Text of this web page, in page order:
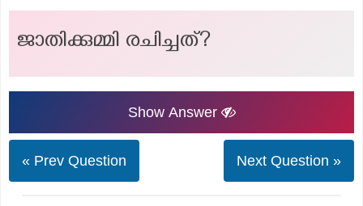
ജാതിക്കുമ്മി രചിച്ചത്?
Show Answer
« Prev Question Next Question »